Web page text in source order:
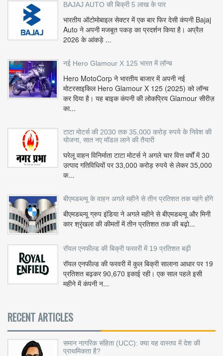
BAJAJ AUTO की बिक्री 5 लाख के पार
भारतीय ऑटोमोबाइल सेक्टर में एक बार फिर देसी कंपनी Bajaj
Auto ने अपनी मजबूत पकड़ का प्रदर्शन किया है। अप्रैल
2026 के आंकड़े ...
नई Hero Glamour X 125 भारत में लॉन्च
Hero MotoCorp ने भारतीय बाजार में अपनी नई
मोटरसाइकिल Hero Glamour X 125 (2025) को लॉन्च
कर दिया है। यह बाइक कंपनी की लोकप्रिय Glamour सीरीज़
का...
टाटा मोटर्स की 2030 तक 35,000 करोड़ रुपये के निवेश की
योजना, सात नए मॉडल लाने की तैयारी
घरेलू वाहन विनिर्माता टाटा मोटर्स ने अगले चार वित्त वर्षों में 30
उत्पाद गतिविधियों पर 33,000 करोड़ रुपये से लेकर 35,000
क...
बीएमडब्ल्यू के वाहन अगले महीने से तीन प्रतिशत तक महंगे होंगे
बीएमडब्ल्यू ग्रुप इंडिया ने अगले महीने से बीएमडब्ल्यू और मिनी
कार श्रृंखला की कीमतों में तीन प्रतिशत तक की बढ़ो...
रॉयल एनफील्ड की बिक्री फरवरी में 19 प्रतिशत बढ़ी
रॉयल एनफील्ड की फरवरी में कुल बिक्री सालाना आधार पर 19
प्रतिशत बढ़कर 90,670 इकाई रही। एक साल पहले इसी
महीने में कंपनी न...
RECENT ARTICLES
समान नागरिक संहिता (UCC): क्या यह वास्तव में देश की
प्राथमिकता है?